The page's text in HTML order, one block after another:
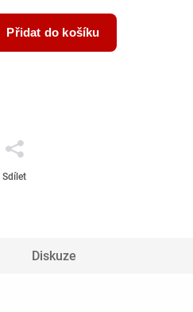
Přidat do košíku
Sdílet
Diskuze